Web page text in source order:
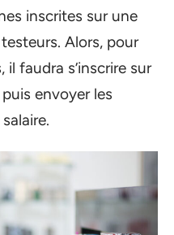
inscrites sur une
Alors, pour
il faudra s’inscrire sur
envoyer les